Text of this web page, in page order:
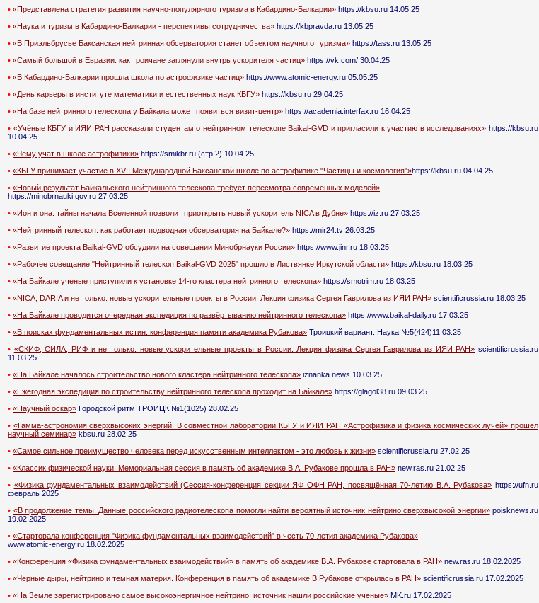
• «Представлена стратегия развития научно-популярного туризма в Кабардино-Балкарии» https://kbsu.ru 14.05.25
• «Наука и туризм в Кабардино-Балкарии - перспективы сотрудничества» https://kbpravda.ru 13.05.25
• «В Приэльбрусье Баксанская нейтринная обсерватория станет объектом научного туризма» https://tass.ru 13.05.25
• «Самый большой в Евразии: как троичане заглянули внутрь ускорителя частиц» https://vk.com/ 30.04.25
• «В Кабардино-Балкарии прошла школа по астрофизике частиц» https://www.atomic-energy.ru 05.05.25
• «День карьеры в институте математики и естественных наук КБГУ» https://kbsu.ru 29.04.25
• «На базе нейтринного телескопа у Байкала может появиться визит-центр» https://academia.interfax.ru 16.04.25
• «Учёные КБГУ и ИЯИ РАН рассказали студентам о нейтринном телескопе Baikal-GVD и пригласили к участию в исследованиях» https://kbsu.ru
10.04.25
• «Чему учат в школе астрофизики» https://smikbr.ru (стр.2) 10.04.25
• «КБГУ принимает участие в XVII Международной Баксанской школе по астрофизике "Частицы и космология"»https://kbsu.ru 04.04.25
• «Новый результат Байкальского нейтринного телескопа требует пересмотра современных моделей»
https://minobrnauki.gov.ru 27.03.25
• «Ион и она: тайны начала Вселенной позволит приоткрыть новый ускоритель NICA в Дубне» https://iz.ru 27.03.25
• «Нейтринный телескоп: как работает подводная обсерватория на Байкале?» https://mir24.tv 26.03.25
• «Развитие проекта Baikal-GVD обсудили на совещании Минобрнауки России» https://www.jinr.ru 18.03.25
• «Рабочее совещание "Нейтринный телескоп Baikal-GVD 2025" прошло в Листвянке Иркутской области» https://kbsu.ru 18.03.25
• «На Байкале ученые приступили к установке 14-го кластера нейтринного телескопа» https://smotrim.ru 18.03.25
• «NICA, DARIA и не только: новые ускорительные проекты в России. Лекция физика Сергея Гаврилова из ИЯИ РАН» scientificrussia.ru 18.03.25
• «На Байкале проводится очередная экспедиция по развёртыванию нейтринного телескопа» https://www.baikal-daily.ru 17.03.25
• «В поисках фундаментальных истин: конференция памяти академика Рубакова» Троицкий вариант. Наука №5(424)11.03.25
• «СКИФ, СИЛА, РИФ и не только: новые ускорительные проекты в России. Лекция физика Сергея Гаврилова из ИЯИ РАН» scientificrussia.ru
11.03.25
• «На Байкале началось строительство нового кластера нейтринного телескопа» iznanka.news 10.03.25
• «Ежегодная экспедиция по строительству нейтринного телескопа проходит на Байкале» https://glagol38.ru 09.03.25
• «Научный оскар» Городской ритм ТРОИЦК №1(1025) 28.02.25
• «Гамма-астрономия сверхвысоких энергий. В совместной лаборатории КБГУ и ИЯИ РАН «Астрофизика и физика космических лучей» прошёл
научный семинар» kbsu.ru 28.02.25
• «Самое сильное преимущество человека перед искусственным интеллектом - это любовь к жизни» scientificrussia.ru 27.02.25
• «Классик физической науки. Мемориальная сессия в память об академике В.А. Рубакове прошла в РАН» new.ras.ru 21.02.25
• «Физика фундаментальных взаимодействий (Сессия-конференция секции ЯФ ОФН РАН, посвящённая 70-летию В.А. Рубакова» https://ufn.ru
февраль 2025
• «В продолжение темы. Данные российского радиотелескопа помогли найти вероятный источник нейтрино сверхвысокой энергии»poisknews.ru
19.02.2025
• «Стартовала конференция "Физика фундаментальных взаимодействий" в честь 70-летия академика Рубакова»
www.atomic-energy.ru 18.02.2025
• «Конференция «Физика фундаментальных взаимодействий» в память об академике В.А. Рубакове стартовала в РАН» new.ras.ru 18.02.2025
• «Черные дыры, нейтрино и темная материя. Конференция в память об академике В.Рубакове открылась в РАН» scientificrussia.ru 17.02.2025
• «На Земле зарегистрировано самое высокоэнергичное нейтрино: источник нашли российские ученые» MK.ru 17.02.2025